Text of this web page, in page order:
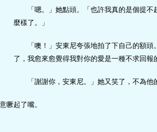
「嗯。」她點頭。「也許我真的是個提
麼樣了。」
「噢！」安東尼夸張地拍了下自己的額
了，我愈來愈覺得我對你的愛是一種不求回報
「謝謝你，安東尼。」她又笑了，不為
噘起了嘴。